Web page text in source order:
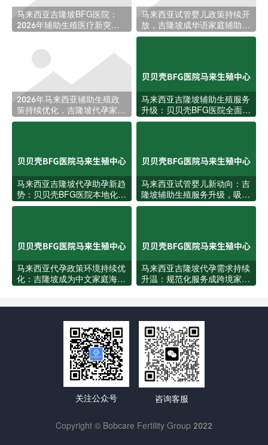
马来西亚吉隆坡BFG医院：
2026年辅助生殖医疗新突
马来西亚试管婴儿政策持续开
放，吉隆坡成华语家庭辅助生
育新热土
2026年马来西亚辅助生殖政
策持续优化，吉隆坡代孕家庭
迎来更多跨境选择
马来西亚吉隆坡辅助生殖服务
升级：贝贝壳BFG医院全面回
应本地家庭生育需求
马来西亚吉隆坡代孕助孕新趋
势：贝贝壳BFG医院本地化服
务全面升级
马来西亚试管婴儿新动向：吉
隆坡辅助生殖服务升级，吸引
更多华人家庭赴马助孕
马来西亚代孕政策环境持续优
化：吉隆坡成为中文家庭海外
马来西亚吉隆坡代孕需求持续
升温：规范化服务成跨境家庭
关注公众号 咨询客服
Copyright © Bobcare Fertility Group 2022